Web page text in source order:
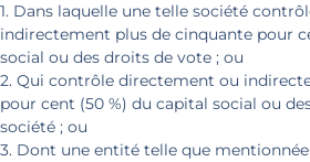
1. Dans laquelle une telle société
indirectement plus de cinquante pour
social ou des droits de vote ; ou
2. Qui contrôle directement ou
pour cent (50 %) du capital social ou
société ; ou
3. Dont une entité telle que